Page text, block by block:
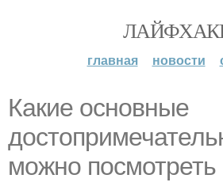
главная новости
Какие основные
можно